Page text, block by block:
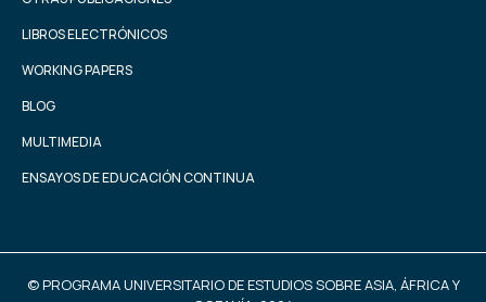
LIBROS ELECTRÓNICOS
WORKING PAPERS
BLOG
MULTIMEDIA
ENSAYOS DE EDUCACIÓN CONTINUA
© PROGRAMA UNIVERSITARIO DE ESTUDIOS SOBRE ASIA, ÁFRICA Y